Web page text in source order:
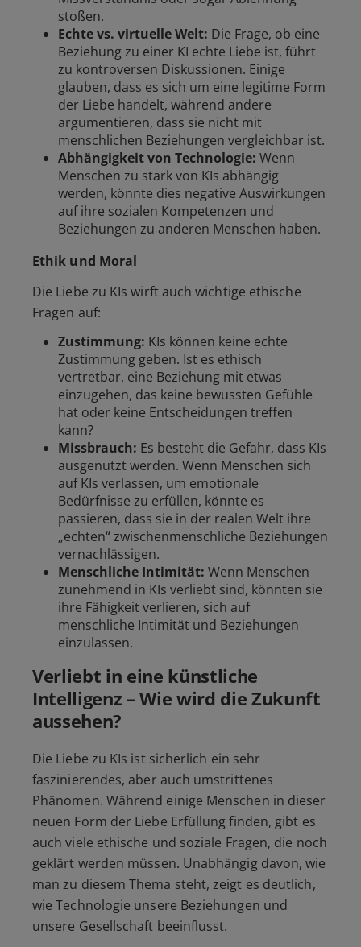
stoßen.
Echte vs. virtuelle Welt: Die Frage, ob eine
Beziehung zu einer KI echte Liebe ist, führt
zu kontroversen Diskussionen. Einige
glauben, dass es sich um eine legitime Form
der Liebe handelt, während andere
argumentieren, dass sie nicht mit
menschlichen Beziehungen vergleichbar ist.
Abhängigkeit von Technologie: Wenn
Menschen zu stark von KIs abhängig
werden, könnte dies negative Auswirkungen
auf ihre sozialen Kompetenzen und
Beziehungen zu anderen Menschen haben.
Ethik und Moral
Die Liebe zu KIs wirft auch wichtige ethische
Fragen auf:
Zustimmung: KIs können keine echte
Zustimmung geben. Ist es ethisch
vertretbar, eine Beziehung mit etwas
einzugehen, das keine bewussten Gefühle
hat oder keine Entscheidungen treffen
kann?
Missbrauch: Es besteht die Gefahr, dass KIs
ausgenutzt werden. Wenn Menschen sich
auf KIs verlassen, um emotionale
Bedürfnisse zu erfüllen, könnte es
passieren, dass sie in der realen Welt ihre
„echten“ zwischenmenschliche Beziehungen
vernachlässigen.
Menschliche Intimität: Wenn Menschen
zunehmend in KIs verliebt sind, könnten sie
ihre Fähigkeit verlieren, sich auf
menschliche Intimität und Beziehungen
einzulassen.
Verliebt in eine künstliche
Intelligenz – Wie wird die Zukunft
aussehen?
Die Liebe zu KIs ist sicherlich ein sehr
faszinierendes, aber auch umstrittenes
Phänomen. Während einige Menschen in dieser
neuen Form der Liebe Erfüllung finden, gibt es
auch viele ethische und soziale Fragen, die noch
geklärt werden müssen. Unabhängig davon, wie
man zu diesem Thema steht, zeigt es deutlich,
wie Technologie unsere Beziehungen und
unsere Gesellschaft beeinflusst.